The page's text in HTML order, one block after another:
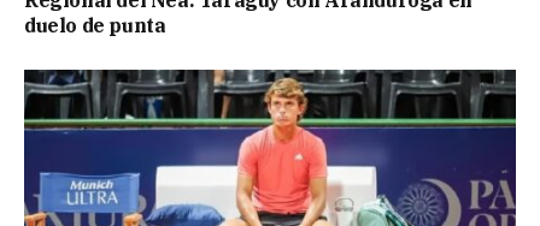
duelo de punta